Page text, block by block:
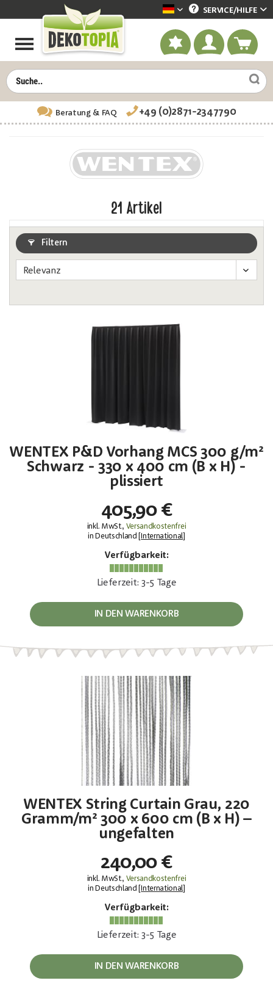
Dekotopia deutsch
SERVICE/HILFE
Beratung& FAQ +49 (0)2871-2347790
21 Artikel
Filtern
WENTEX P&D Vorhang MCS 300 g/m²
Schwarz - 330 x 400 cm (B x H) -
plissiert
405,90 €
inkl. MwSt., Versandkostenfrei
in Deutschland [
International]
Verfügbarkeit:
Lieferzeit: 3-5 Tage
IN DEN WARENKORB
WENTEX String Curtain Grau, 220
Gramm/m² 300 x 600 cm (B x H) –
ungefalten
240,00 €
inkl. MwSt., Versandkostenfrei
in Deutschland [
International]
Verfügbarkeit:
Lieferzeit: 3-5 Tage
IN DEN WARENKORB